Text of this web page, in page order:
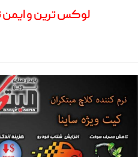
لوکس ترین و ایمن